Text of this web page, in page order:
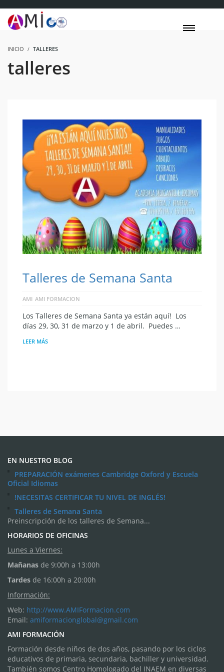
INICIO TALLERES
talleres
Talleres de Semana Santa
AMI AMI FORMACION
Los Talleres de Semana Santa ya están aquí! Los
días 29, 30, 31 de marzo y 1 de abril. Puedes …
LEER MÁS
EN NUESTRO BLOG
PREPARACIÓN exámenes Cambridge Oxford y Escuela
Oficial Idiomas
!NECESITAS CERTIFICAR TU NIVEL DE INGLÉS!
Talleres de Semana Santa
Preinscripción de los talleres de Semana...
HORARIOS DE OFICINAS
Lunes a Viernes:
Mañanas de 9:00h a 13:00h
Tardes de 16:00h a 20:00h
Información:
Web: http://www.AMIFormacion.com
Email: amiformacionglobal@gmail.com
AMI FORMACIÓN
Formación desde niños de dos años, pasando por los ciclos
educativos de primaria, secundaria, bachiller y universidad.
También somos Centro Homologado del INAEM en diversas